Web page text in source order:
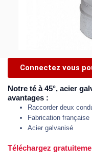
Connectez vous
Notre té à 45°, acier
avantages :
Raccorder deux
Fabrication française
Acier galvanisé
Téléchargez